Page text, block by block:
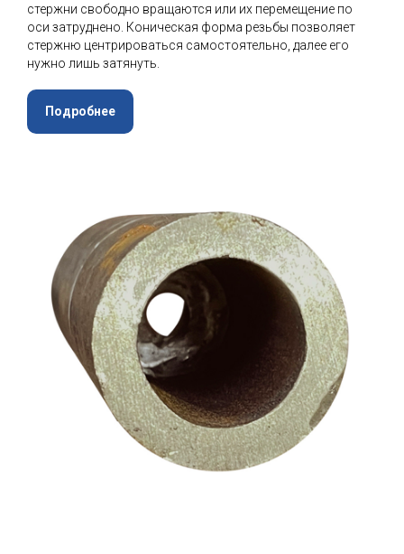
стержни свободно вращаются или их перемещение по
оси затруднено. Коническая форма резьбы позволяет
стержню центрироваться самостоятельно, далее его
нужно лишь затянуть.
Подробнее